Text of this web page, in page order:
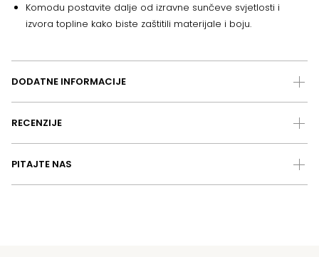
Komodu postavite dalje od izravne sunčeve svjetlosti i
izvora topline kako biste zaštitili materijale i boju.
DODATNE INFORMACIJE
RECENZIJE
PITAJTE NAS